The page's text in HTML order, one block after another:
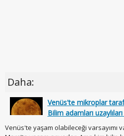
Daha:
Venüs'te mikroplar
Bilim adamları
Venüs'te yaşam olabileceği varsayımı